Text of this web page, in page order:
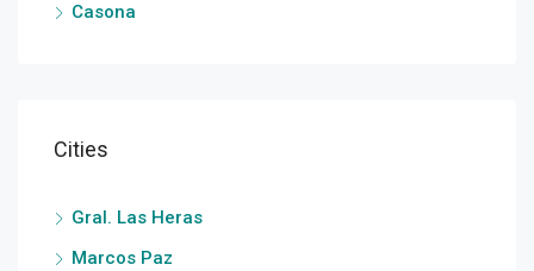
Casona
Cities
Gral. Las Heras
Marcos Paz